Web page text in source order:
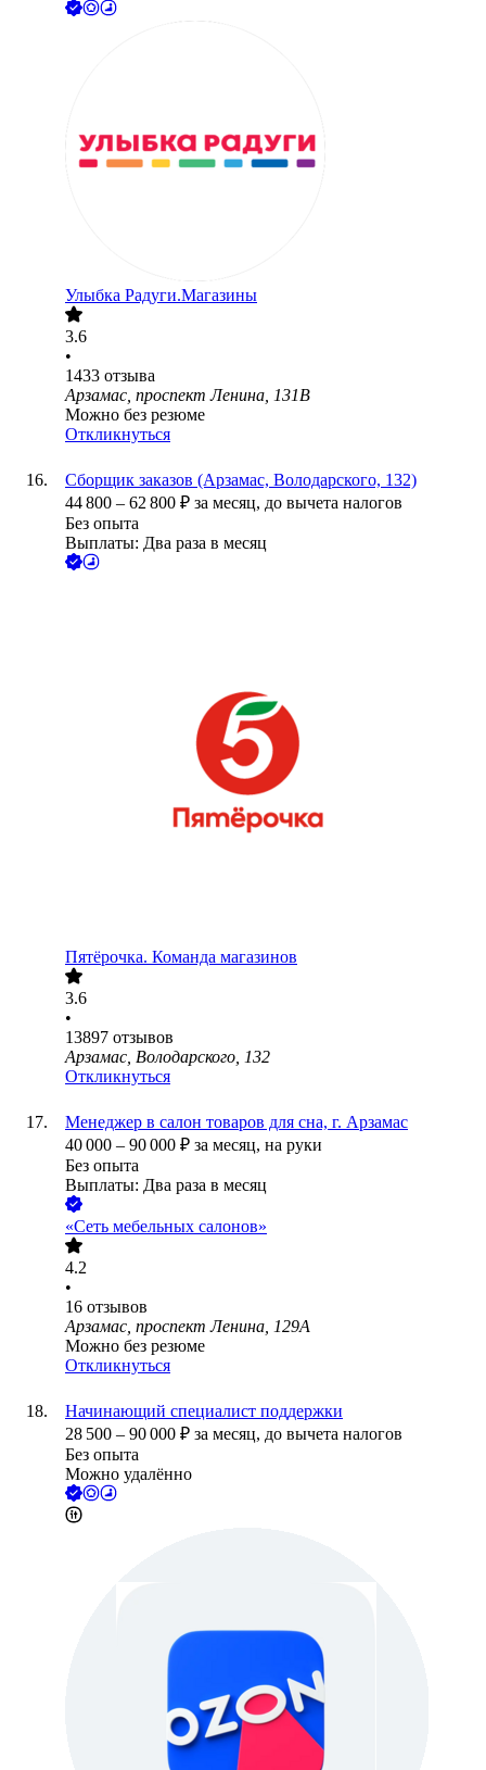
Улыбка Радуги.Магазины
3.6
•
1433 отзыва
Арзамас, проспект Ленина, 131В
Можно без резюме
Откликнуться
Сборщик заказов (Арзамас, Володарского, 132)
44 800 – 62 800 ₽ за месяц, до вычета налогов
Без опыта
Выплаты: Два раза в месяц
Пятёрочка. Команда магазинов
3.6
•
13897 отзывов
Арзамас, Володарского, 132
Откликнуться
Менеджер в салон товаров для сна, г. Арзамас
40 000 – 90 000 ₽ за месяц, на руки
Без опыта
Выплаты: Два раза в месяц
«Сеть мебельных салонов»
4.2
•
16 отзывов
Арзамас, проспект Ленина, 129А
Можно без резюме
Откликнуться
Начинающий специалист поддержки
28 500 – 90 000 ₽ за месяц, до вычета налогов
Без опыта
Можно удалённо